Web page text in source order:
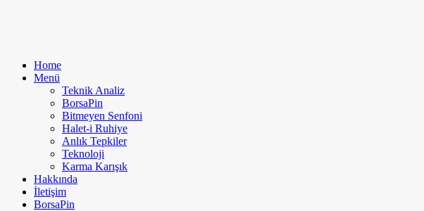
Home
Menü
Teknik Analiz
BorsaPin
Bitmeyen Senfoni
Halet-i Ruhiye
Anlık Tepkiler
Teknoloji
Karma Karışık
Hakkında
İletişim
BorsaPin